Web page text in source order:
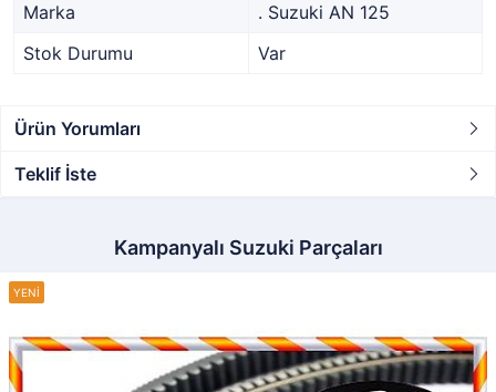
Marka
. Suzuki AN 125
Stok Durumu
Var
Ürün Yorumları
Teklif İste
Kampanyalı Suzuki Parçaları